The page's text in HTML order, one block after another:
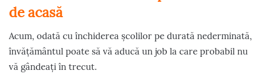
de acasă
Acum, odată cu închiderea școlilor pe durată nederminată,
învățământul poate să vă aducă un job la care probabil nu
vă gândeați în trecut.